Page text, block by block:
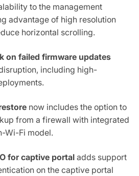
to the management
advantage of high resolution
horizontal scrolling.
on failed firmware updates
including high-
now includes the option to
from a firewall with integrated
Wi-Fi model.
for captive portaladds support
on the captive portal